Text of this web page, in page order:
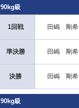
90kg級
1回戦 田嶋 剛希
準決勝 田嶋 剛希
決勝 田嶋 剛希
90kg級